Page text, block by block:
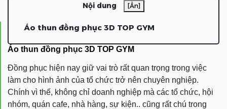
Nội dung [Ẩn]
Áo thun đồng phục 3D TOP GYM
Áo thun đồng phục 3D TOP GYM
Đồng phục hiện nay giữ vai trò rất quan trọng trong việc
làm cho hình ảnh của tổ chức trở nên chuyên nghiệp.
Chính vì thế, không chỉ doanh nghiệp mà các tổ chức, hội
nhóm, quán cafe, nhà hàng, sự kiện.. cũng rất chú trong